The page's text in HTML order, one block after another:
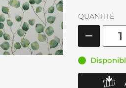
QUANTITÉ